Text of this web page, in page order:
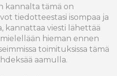
kannalta tämä on
tiedotteestasi isompaa ja
kannattaa viesti lähettää
hieman ennen
toimituksissa tämä
aamulla.